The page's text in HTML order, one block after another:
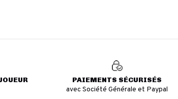
PAIEMENTS SÉCURISÉS
avec Société Générale et Paypal